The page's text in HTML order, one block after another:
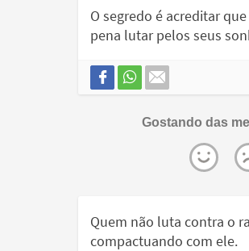
O segredo é acreditar
pena lutar pelos seus
Gostando das
Quem não luta contra o
compactuando com ele.